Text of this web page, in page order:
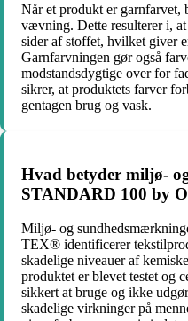
Når et produkt er garnfarvet,
vævning. Dette resulterer i,
sider af stoffet, hvilket giver
Garnfarvningen gør også
modstandsdygtige over for
sikrer, at produktets farver
gentagen brug og vask.
Hvad betyder miljø-
STANDARD 100 by
Miljø- og
TEX® identificerer
skadelige niveauer af
produktet er blevet testet og
sikkert at bruge og ikke
skadelige virkninger på